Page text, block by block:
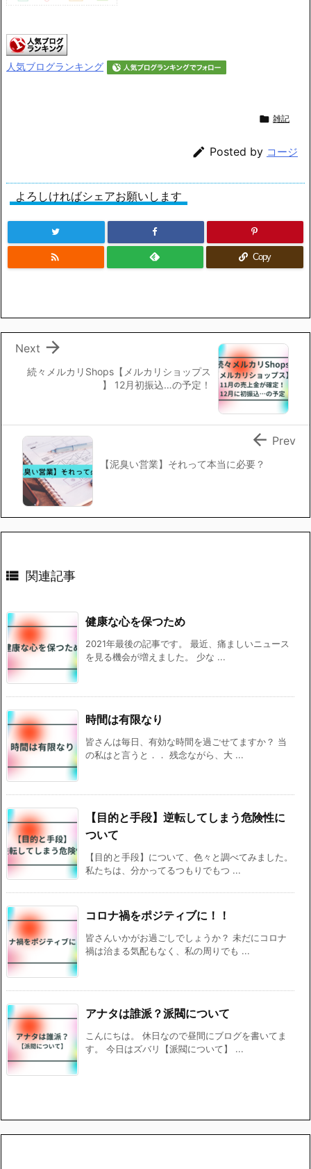
人気ブログランキング
 雑記
 Posted by コージ
よろしければシェアお願いします
 Copy
続々メルカリShops【メルカリショップス
】 12月初振込…の予定！

Next
【泥臭い営業】それって本当に必要？
 Prev
 関連記事
健康な心を保つため
2021年最後の記事です。 最近、痛ましいニュース
を見る機会が増えました。 少な ...
時間は有限なり
皆さんは毎日、有効な時間を過ごせてますか？ 当
の私はと言うと．． 残念ながら、大 ...
【目的と手段】逆転してしまう危険性に
ついて
【目的と手段】について、色々と調べてみました。
私たちは、分かってるつもりでもつ ...
コロナ禍をポジティブに！！
皆さんいかがお過ごしでしょうか？ 未だにコロナ
禍は治まる気配もなく、私の周りでも ...
アナタは誰派？派閥について
こんにちは。 休日なので昼間にブログを書いてま
す。 今日はズバリ【派閥について】 ...